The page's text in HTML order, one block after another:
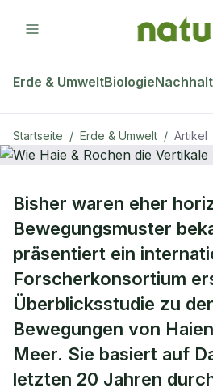
Erde & UmweltBiologie
Startseite / Erde & Umwelt / Artikel
Wie Haie & Rochen
nutzen
Bisher waren eher
Bewegungsmuster
präsentiert ein
Forscherkonsortium
Überblicksstudie zu
Bewegungen von
Meer. Sie basiert auf
letzten 20 Jahren